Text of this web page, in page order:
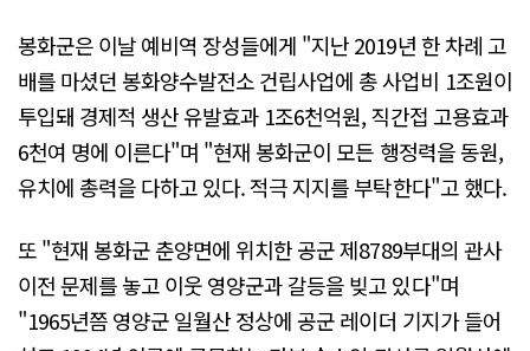
봉화군은 이날 예비역 장성들에게 "지난 2019년 한 차례 고
배를 마셨던 봉화양수발전소 건립사업에 총 사업비 1조원이
투입돼 경제적 생산 유발효과 1조6천억원, 직간접 고용효과
6천여 명에 이른다"며 "현재 봉화군이 모든 행정력을 동원,
유치에 총력을 다하고 있다. 적극 지지를 부탁한다"고 했다.
또 "현재 봉화군 춘양면에 위치한 공군 제8789부대의 관사
이전 문제를 놓고 이웃 영양군과 갈등을 빚고 있다"며
"1965년쯤 영양군 일월산 정상에 공군 레이더 기지가 들어